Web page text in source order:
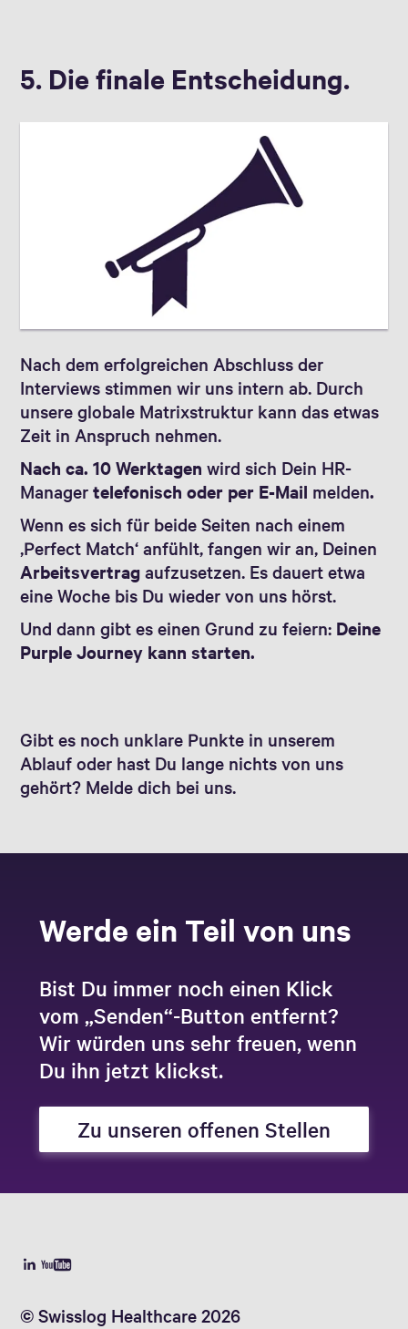
5. Die finale Entscheidung.
Nach dem erfolgreichen Abschluss der
Interviews stimmen wir uns intern ab. Durch
unsere globale Matrixstruktur kann das etwas
Zeit in Anspruch nehmen.
Nach ca. 10 Werktagenwird sich Dein HR-
Managertelefonisch oder per E-Mail melden.
Wenn es sich für beide Seiten nach einem
‚Perfect Match‘ anfühlt, fangen wir an, Deinen
Arbeitsvertragaufzusetzen. Es dauert etwa
eine Woche bis Du wieder von uns hörst.
Und dann gibt es einen Grund zu feiern: Deine
Purple Journey kann starten.
Gibt es noch unklare Punkte in unserem
Ablauf oder hast Du lange nichts von uns
gehört? Melde dich bei uns.
Werde ein Teil von uns
Bist Du immer noch einen Klick
vom „Senden“-Button entfernt?
Wir würden uns sehr freuen, wenn
Du ihn jetzt klickst.
Zu unseren offenen Stellen
© Swisslog Healthcare 2026